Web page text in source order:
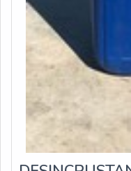
com ótima qualidade
ficam de fora no
apenas o lucro,
por essa razão que a
de serviços de
resíduos. A empresa
entrega final, com
equipe com
aprofundado e
contato para tirar